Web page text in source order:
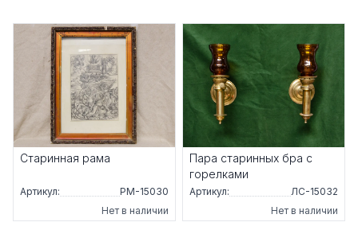
Старинная рама
Артикул:
РМ-15030
Нет в наличии
Пара старинных бра с
горелками
Артикул:
ЛС-15032
Нет в наличии